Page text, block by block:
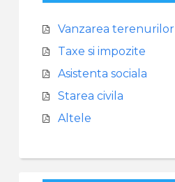
Vanzarea terenurilor
Taxe si impozite
Asistenta sociala
Starea civila
Altele